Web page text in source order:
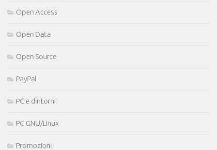
Open Access
Open Data
Open Source
PayPal
PC e dintorni
PC GNU/Linux
Promozioni